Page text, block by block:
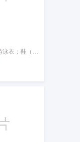
童装；服装；婴儿全套衣；游泳衣；鞋（脚上的穿着物）；帽子；袜；手套（服装）；围巾；腰带